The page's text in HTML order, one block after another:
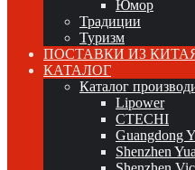
Юмор
Традиции
Туризм
ПОСТАВКИ ИЗ
КАТАЛОГ
Каталог
Lipower
CTECHI
Guangdong
Shenzhen